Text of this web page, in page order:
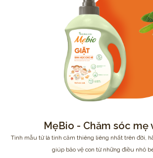
MẹBio - Chăm sóc mẹ
Tình mẫu tử là tình cảm thiêng liêng nhất trên đời,
giúp bảo vệ con từ những điều nhỏ